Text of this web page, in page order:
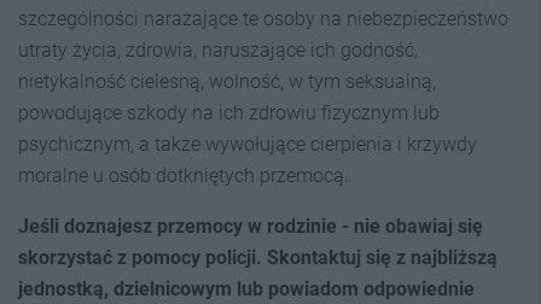
szczególności narażające te osoby na niebezpieczeństwo
utraty życia, zdrowia, naruszające ich godność,
nietykalność cielesną, wolność, w tym seksualną,
powodujące szkody na ich zdrowiu fizycznym lub
psychicznym, a także wywołujące cierpienia i krzywdy
moralne u osób dotkniętych przemocą.
Jeśli doznajesz przemocy w rodzinie - nie obawiaj się
skorzystać z pomocy policji. Skontaktuj się z najbliższą
jednostką, dzielnicowym lub powiadom odpowiednie